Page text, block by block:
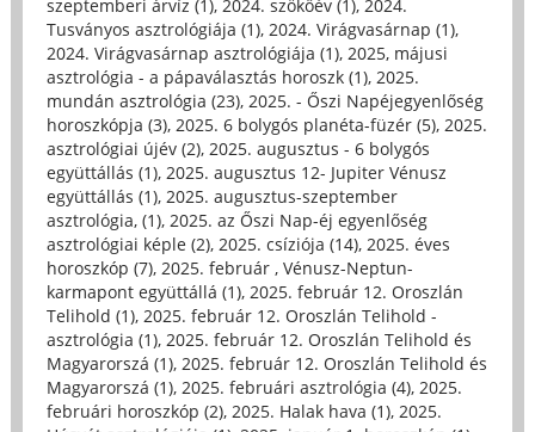
szeptemberi árvíz (1), 2024. szökőév (1), 2024.
Tusványos asztrológiája (1), 2024. Virágvasárnap (1),
2024. Virágvasárnap asztrológiája (1), 2025, májusi
asztrológia - a pápaválasztás horoszk (1), 2025.
mundán asztrológia (23), 2025. - Őszi Napéjegyenlőség
horoszkópja (3), 2025. 6 bolygós planéta-füzér (5), 2025.
asztrológiai újév (2), 2025. augusztus - 6 bolygós
együttállás (1), 2025. augusztus 12- Jupiter Vénusz
együttállás (1), 2025. augusztus-szeptember
asztrológia, (1), 2025. az Őszi Nap-éj egyenlőség
asztrológiai képle (2), 2025. csíziója (14), 2025. éves
horoszkóp (7), 2025. február , Vénusz-Neptun-
karmapont együttállá (1), 2025. február 12. Oroszlán
Telihold (1), 2025. február 12. Oroszlán Telihold -
asztrológia (1), 2025. február 12. Oroszlán Telihold és
Magyarorszá (1), 2025. február 12. Oroszlán Telihold és
Magyarorszá (1), 2025. februári asztrológia (4), 2025.
februári horoszkóp (2), 2025. Halak hava (1), 2025.